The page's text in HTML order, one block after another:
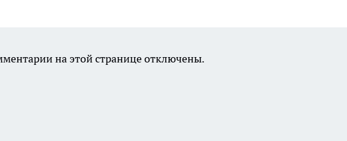
на этой странице отключены.